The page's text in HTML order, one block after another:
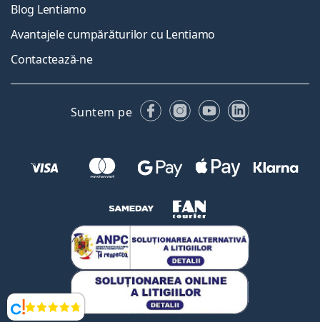
Opinii
Blog Lentiamo
Avantajele cumpărăturilor cu Lentiamo
Contactează-ne
Suntem pe FacebookInstagram
YouTubeLinkedIn